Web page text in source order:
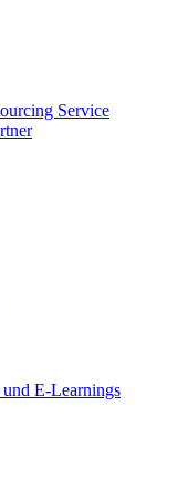
Service
E-Learnings